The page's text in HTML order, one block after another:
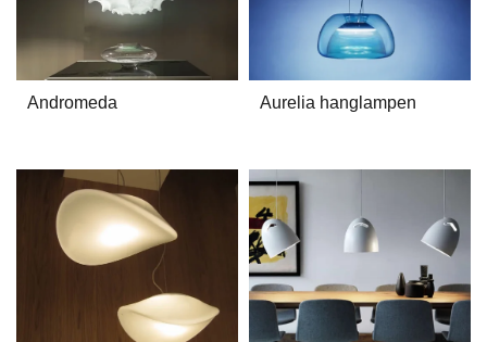
Andromeda Aurelia hanglampen